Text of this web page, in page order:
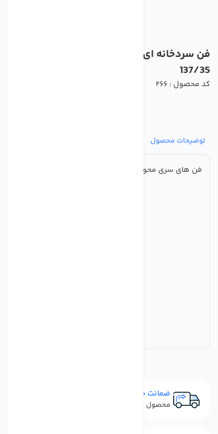
137/35
کد محصول : 266
توضیحات محصول
فن های سری محوری فولادی
ضمانت مرجوعی
محصول نباید آسیب دیده باشد